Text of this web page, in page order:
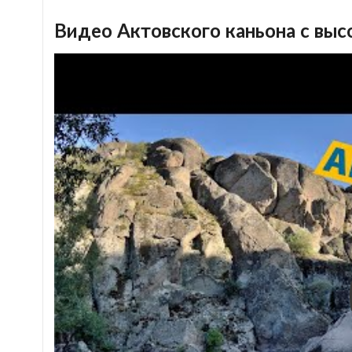
Видео Актовского каньона с